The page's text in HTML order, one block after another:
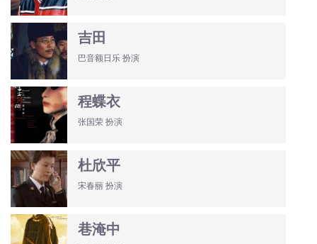
吉田
巴音额日乐 扮演
程蝶衣
张国荣 扮演
杜欣平
宋春丽 扮演
巷淹中